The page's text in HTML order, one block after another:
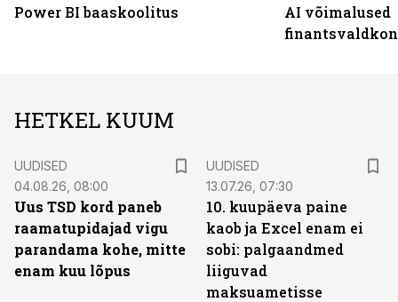
Power BI baaskoolitus
AI võimalused
HETKEL KUUM
UUDISED
04.08.26, 08:00
Uus TSD kord paneb
raamatupidajad vigu
parandama kohe, mitte
enam kuu lõpus
UUDISED
13.07.26, 07:30
10. kuupäeva paine
kaob ja Excel enam ei
sobi: palgaandmed
liiguvad
maksuametisse